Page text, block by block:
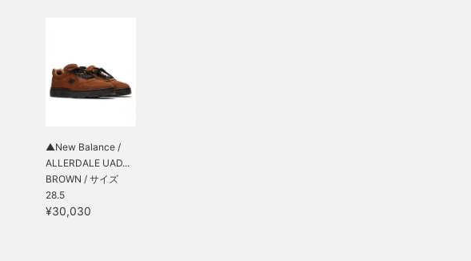
▲New Balance /
ALLERDALE UAD...
BROWN / サイズ
28.5
¥30,030